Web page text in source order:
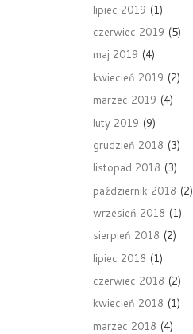
lipiec 2019 (1)
czerwiec 2019 (5)
maj 2019 (4)
kwiecień 2019 (2)
marzec 2019 (4)
luty 2019 (9)
grudzień 2018 (3)
listopad 2018 (3)
październik 2018 (2)
wrzesień 2018 (1)
sierpień 2018 (2)
lipiec 2018 (1)
czerwiec 2018 (2)
kwiecień 2018 (1)
marzec 2018 (4)